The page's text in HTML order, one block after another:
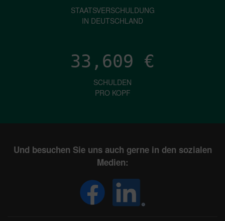
STAATSVERSCHULDUNG
IN DEUTSCHLAND
33,609 €
SCHULDEN
PRO KOPF
Und besuchen Sie uns auch gerne in den sozialen
Medien: